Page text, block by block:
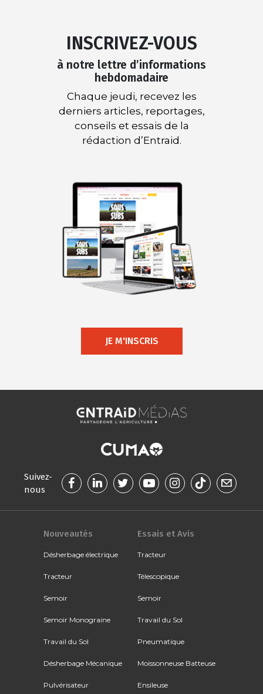
INSCRIVEZ-VOUS
à notre lettre d’informations
hebdomadaire
Chaque jeudi, recevez les
derniers articles, reportages,
conseils et essais de la
rédaction d’Entraid.
JE M'INSCRIS
Suivez-
nous
Nouveautés
Désherbage électrique
Tracteur
Semoir
Semoir Monograine
Travail du Sol
Désherbage Mécanique
Pulvérisateur
Essais et Avis
Tracteur
Télescopique
Semoir
Travail du Sol
Pneumatique
Moissonneuse Batteuse
Ensileuse